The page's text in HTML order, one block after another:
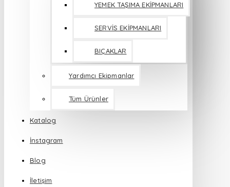
YEMEK TAŞIMA EKİPMANLARI
SERVİS EKİPMANLARI
BIÇAKLAR
Yardımcı Ekipmanlar
Tüm Ürünler
Katalog
İnstagram
Blog
İletişim